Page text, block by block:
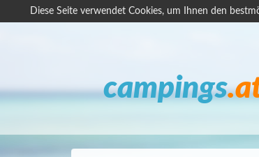
Diese Seite verwendet Cookies, um Ihnen den
campings